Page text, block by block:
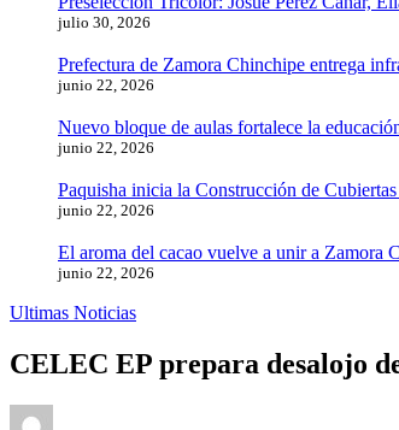
julio 30, 2026
Prefectura de Zamora Chinchipe entrega
junio 22, 2026
Nuevo bloque de aulas fortalece la
junio 22, 2026
Paquisha inicia la Construcción de
junio 22, 2026
El aroma del cacao vuelve a unir a Zamora
junio 22, 2026
Ultimas Noticias
CELEC EP prepara desalojo